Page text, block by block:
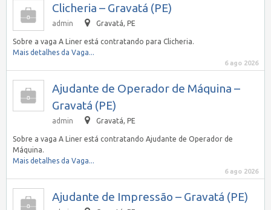
Clicheria – Gravatá (PE)
admin Gravatá, PE
Sobre a vaga A Liner está contratando para Clicheria.
Mais detalhes da Vaga...
6 ago 2026
Ajudante de Operador de Máquina –
Gravatá (PE)
admin Gravatá, PE
Sobre a vaga A Liner está contratando Ajudante de Operador de
Máquina.
Mais detalhes da Vaga...
6 ago 2026
Ajudante de Impressão – Gravatá (PE)